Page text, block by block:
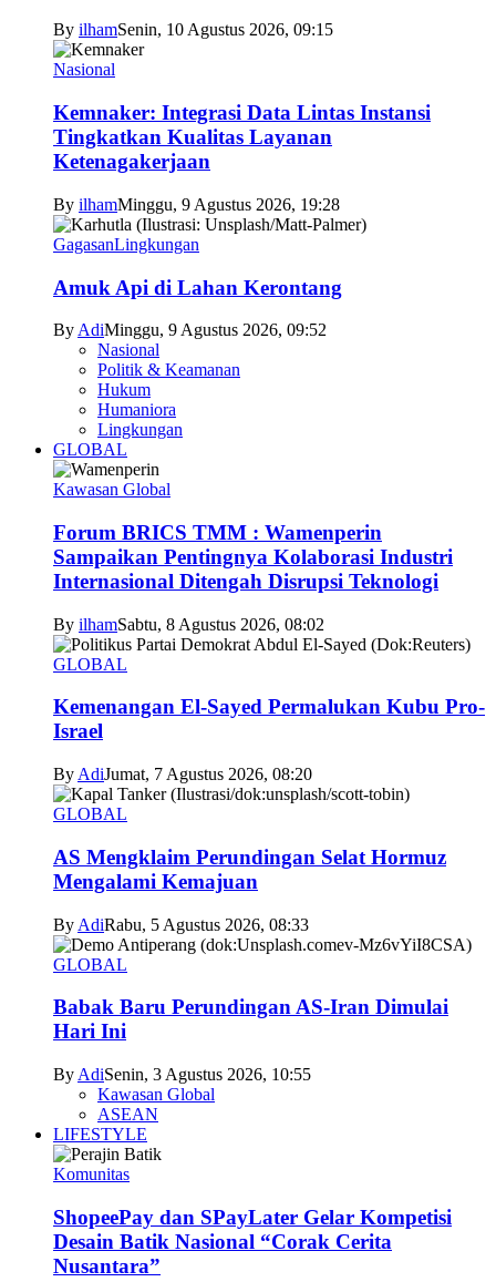
By ilhamSenin, 10 Agustus 2026, 09:15
Nasional
Kemnaker: Integrasi Data Lintas Instansi
Tingkatkan Kualitas Layanan
Ketenagakerjaan
By ilhamMinggu, 9 Agustus 2026, 19:28
GagasanLingkungan
Amuk Api di Lahan Kerontang
By AdiMinggu, 9 Agustus 2026, 09:52
Nasional
Politik & Keamanan
Hukum
Humaniora
Lingkungan
GLOBAL
Kawasan Global
Forum BRICS TMM : Wamenperin
Sampaikan Pentingnya Kolaborasi Industri
Internasional Ditengah Disrupsi Teknologi
By ilhamSabtu, 8 Agustus 2026, 08:02
GLOBAL
Kemenangan El-Sayed Permalukan Kubu Pro-
Israel
By AdiJumat, 7 Agustus 2026, 08:20
GLOBAL
AS Mengklaim Perundingan Selat Hormuz
Mengalami Kemajuan
By AdiRabu, 5 Agustus 2026, 08:33
GLOBAL
Babak Baru Perundingan AS-Iran Dimulai
Hari Ini
By AdiSenin, 3 Agustus 2026, 10:55
Kawasan Global
ASEAN
LIFESTYLE
Komunitas
ShopeePay dan SPayLater Gelar Kompetisi
Desain Batik Nasional “Corak Cerita
Nusantara”